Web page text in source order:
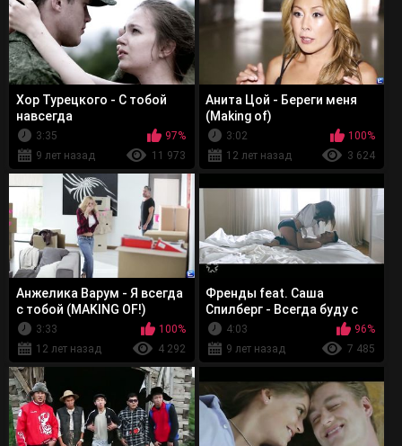
Хор Турецкого - С тобой
навсегда
3:35
97%
9 лет назад
11 973
Анита Цой - Береги меня
(Making of)
3:02
100%
12 лет назад
3 624
Анжелика Варум - Я всегда
с тобой (MAKING OF!)
3:33
100%
12 лет назад
4 292
Френды feat. Саша
Спилберг - Всегда буду с
тобой
4:03
96%
9 лет назад
7 485